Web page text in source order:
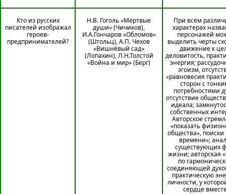
Кто из русских
писателей изображал
героев-
предпринимателей?
Н.В. Гоголь «Мёртвые
души» (Чичиков),
И.А.Гончаров «Обломов»
(Штольц), А.П. Чехов
«Вишнёвый сад»
(Лопахин), Л.Н.Толстой
«Война и мир» (Берг)
При всём
характерах
персонажей
выделить черты
движение к
деловитость,
энергия;
эгоизм,
«равновесия
сторон с
потребностями
отсутствие
идеала;
собственных
Авторское
«показать
общества», поиски
времени»;
существующих
жизни; авторская
по
соединяющей
практическую
личности, у
сердце